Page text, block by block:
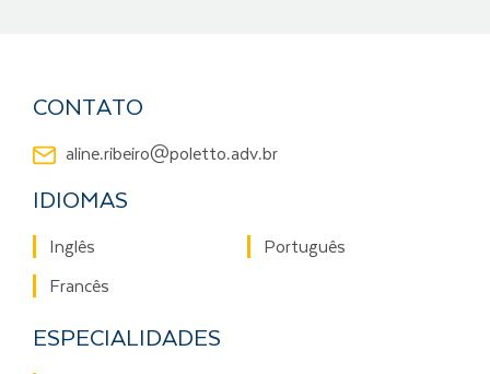
CONTATO
aline.ribeiro@poletto.adv.br
IDIOMAS
Inglês
Francês
Português
ESPECIALIDADES